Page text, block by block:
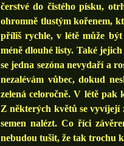
čerstvé do čistého písku,
ohromně tlustým kořenem,
příliš rychle, v létě může
méně dlouhé listy. Také
se jedna sezóna nevydaří a
nezalévám vůbec, dokud
zelená celoročně. V létě pak
Z některých květů se vyvíjejí
semen nalézt. Co říci
nebudou tušit, že tak trochu